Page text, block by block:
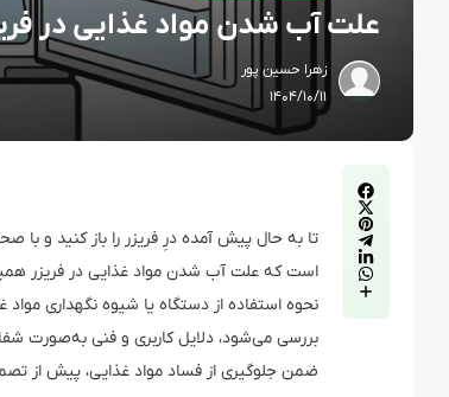
علت آب شدن مواد غذایی در فریزر؛ بررسی ۱۱ دلیل
زهرا حسین پور
۱۴۰۴/۱۰/۱۱
تا به حال پیش آمده درِ فریزر را باز کنید و
است که علت آب شدن مواد غذایی در فریزر
بررسی می‌شود، دلایل کاربری و فنی به‌صورت
ضمن جلوگیری از فساد مواد غذایی، پیش از